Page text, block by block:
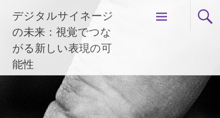
ス
デジタルサイネージ
の未来：視覚でつな
がる新しい表現の可
能性